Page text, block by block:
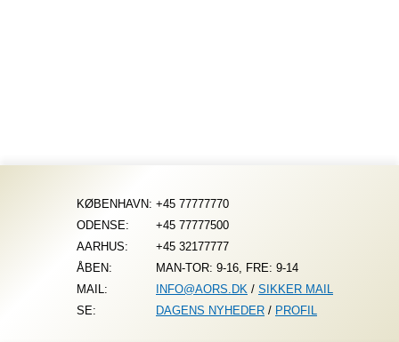
KØBENHAVN: +45 77777770
ODENSE:
+45 77777500
AARHUS:
+45 32177777
ÅBEN:
MAN-TOR: 9-16, FRE: 9-14
MAIL:
INFO@AORS.DK / SIKKER MAIL
SE:
DAGENS NYHEDER / PROFIL